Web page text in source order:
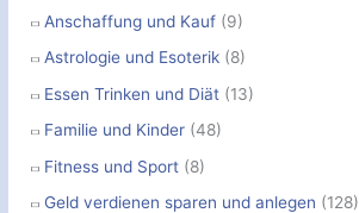
Anschaffung und Kauf (9)
Astrologie und Esoterik (8)
Essen Trinken und Diät (13)
Familie und Kinder (48)
Fitness und Sport (8)
Geld verdienen sparen und anlegen (128)